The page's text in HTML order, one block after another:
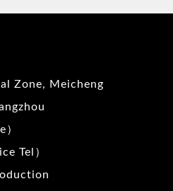
Zone, Meicheng
Tel）